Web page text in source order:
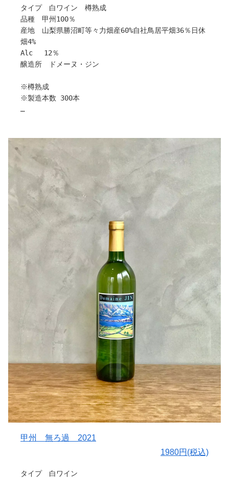
〇栽培と醸造について
甲斐ノワールをステンレスで発酵した後、アメリカンオー
クの2年目樽で10か月熟成。
〇味わい
甲斐ノワールの酸味、スパイシーな香りと樽の香りが融合
〇料理との相性
引用：ドメーヌ・ジン
タイプ 白ワイン 樽熟成
品種 甲州100％
産地 山梨県勝沼町等々力畑産60%自社鳥居平畑36％日休
畑4%
Alc 12％
醸造所 ドメーヌ・ジン
※樽熟成
※製造本数 300本
栽培から販売まで、すべてお一人で作業されているため、
各種ワインの製造本数が少なく、希少性が高いワイナリー
ですが、こだわりいっぱいのワインです。
是非沢山の方に飲んでいただきたいです！
抜栓後すぐに樽香と果実味の襲撃にあいます。
酸味、熟成香もしっかりあるのでパワフルです！
バターを使ったムニエルや、自家製ベーコンなどの薫香は
うま味が一層増しますね(^^)
たっぷりの鰹節とポン酢をかけた料理なども相性がいいか
と思いました！
グラスはぷっくりしたブルゴーニュをおススメします！
空気を十分に含ませると甲州特有の酸味と香りが樽の香り
でパワーアップします！結構、グラスに注いで温度上げて
いくとナパヴァレーのワインを彷彿させました(^^)
〇ぶどうについて
9月中～下旬に収穫された比較的酸味のしっかりした甲州
を使用しています。
〇栽培と醸造について
甲州をステンレスで発酵後、アメリカンオークの2年目樽
で12か月熟成させました。
キリッとした酸味と華やかな樽の香りが漂う骨格のしっか
りしたワインに仕上がりました。
甲州 無ろ過 2021
1980円(税込)
タイプ 白ワイン